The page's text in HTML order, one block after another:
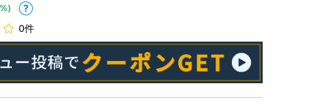
0件